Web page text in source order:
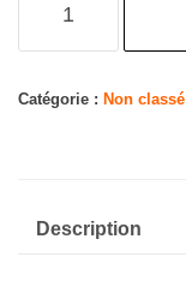
est
Catégorie : Non classé
Description